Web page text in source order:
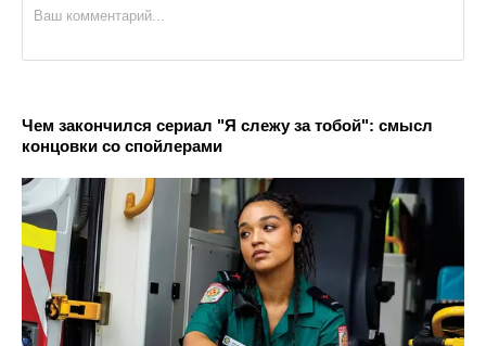
Чем закончился сериал "Я слежу за тобой": смысл
концовки со спойлерами